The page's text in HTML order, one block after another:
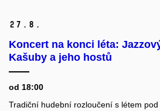
27. 8.
Koncert na konci léta:
Kašuby a jeho hostů
od 18:00
Tradiční hudební rozloučení s létem